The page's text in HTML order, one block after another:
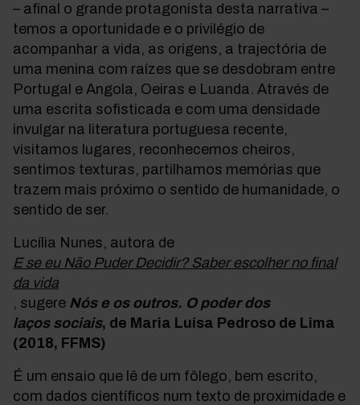
– afinal o grande protagonista desta narrativa –
temos a oportunidade e o privilégio de
acompanhar a vida, as origens, a trajectória de
uma menina com raízes que se desdobram entre
Portugal e Angola, Oeiras e Luanda. Através de
uma escrita sofisticada e com uma densidade
invulgar na literatura portuguesa recente,
visitamos lugares, reconhecemos cheiros,
sentimos texturas, partilhamos memórias que
trazem mais próximo o sentido de humanidade, o
sentido de ser.
Lucília Nunes, autora de
E se eu Não Puder Decidir? Saber escolher no final
da vida
, sugere Nós e os outros. O poder dos
laços sociais, de Maria Luísa Pedroso de Lima
(2018, FFMS)
É um ensaio que lê de um fôlego, bem escrito,
com dados científicos num texto de proximidade e